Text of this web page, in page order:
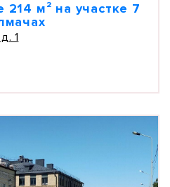
м² на участке 7
1